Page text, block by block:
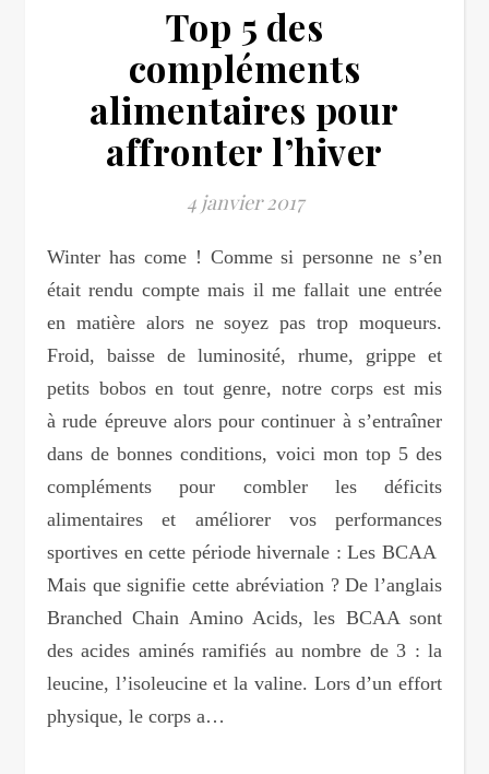
Top 5 des
compléments
alimentaires pour
affronter l’hiver
4 janvier 2017
Winter has come ! Comme si personne ne s’en
était rendu compte mais il me fallait une entrée
en matière alors ne soyez pas trop moqueurs.
Froid, baisse de luminosité, rhume, grippe et
petits bobos en tout genre, notre corps est mis
à rude épreuve alors pour continuer à s’entraîner
dans de bonnes conditions, voici mon top 5 des
compléments pour combler les déficits
alimentaires et améliorer vos performances
sportives en cette période hivernale : Les BCAA
Mais que signifie cette abréviation ? De l’anglais
Branched Chain Amino Acids, les BCAA sont
des acides aminés ramifiés au nombre de 3 : la
leucine, l’isoleucine et la valine. Lors d’un effort
physique, le corps a…